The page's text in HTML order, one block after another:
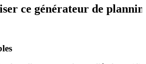
ce générateur de